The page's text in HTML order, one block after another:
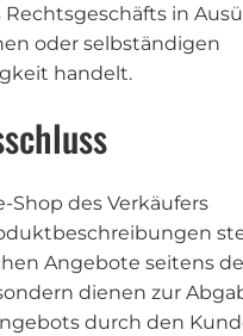
Rechtsgeschäfts in
oder selbständigen
handelt.
Shop des Verkäufers
Angebote seitens
dienen zur
durch den